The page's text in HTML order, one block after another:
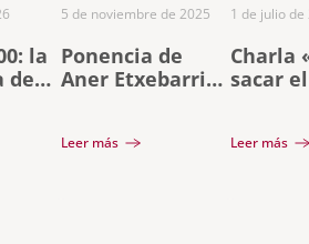
la
de
Ponencia de
Aner Etxebarria
Leer más
5 de noviembre de 2025
Charla
sacar
Javier
Leer más
1 de julio de